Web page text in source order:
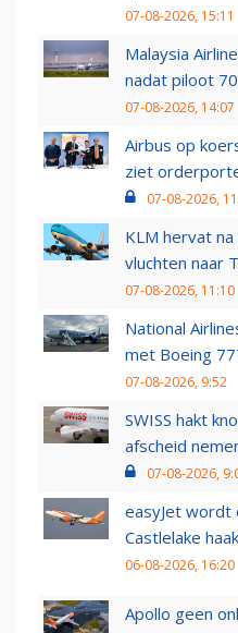
07-08-2026, 15:11
Malaysia
nadat piloot
07-08-2026, 14:07
Airbus op
ziet
07-08-2026,
KLM hervat
vluchten naar
07-08-2026, 11:10
National
met Boeing
07-08-2026, 9:52
SWISS hakt
afscheid
07-08-2026,
easyJet wordt
Castlelake
06-08-2026, 16:20
Apollo geen